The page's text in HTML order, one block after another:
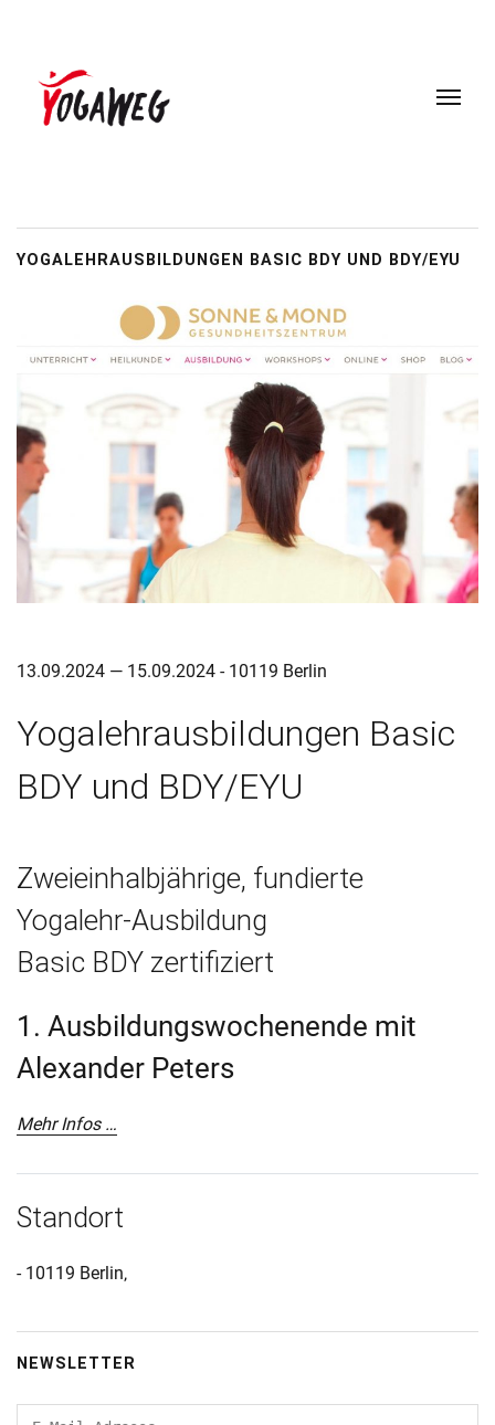
YOGALEHRAUSBILDUNGEN BASIC BDY UND BDY/EYU
13.09.2024 — 15.09.2024 - 10119 Berlin
Yogalehrausbildungen Basic
BDY und BDY/EYU
Zweieinhalbjährige, fundierte
Yogalehr-Ausbildung
Basic BDY zertifiziert
1. Ausbildungswochenende mit
Alexander Peters
Mehr Infos …
Standort
- 10119 Berlin‚
NEWSLETTER